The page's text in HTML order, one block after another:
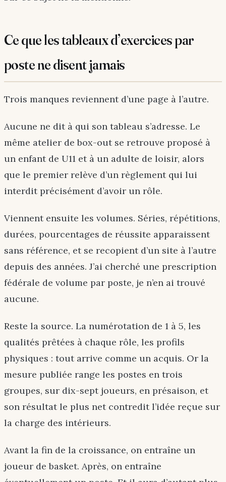
Ce que les tableaux d’exercices par
poste ne disent jamais
Trois manques reviennent d’une page à l’autre.
Aucune ne dit à qui son tableau s’adresse. Le
même atelier de box-out se retrouve proposé à
un enfant de U11 et à un adulte de loisir, alors
que le premier relève d’un règlement qui lui
interdit précisément d’avoir un rôle.
Viennent ensuite les volumes. Séries, répétitions,
durées, pourcentages de réussite apparaissent
sans référence, et se recopient d’un site à l’autre
depuis des années. J’ai cherché une prescription
fédérale de volume par poste, je n’en ai trouvé
aucune.
Reste la source. La numérotation de 1 à 5, les
qualités prêtées à chaque rôle, les profils
physiques : tout arrive comme un acquis. Or la
mesure publiée range les postes en trois
groupes, sur dix-sept joueurs, en présaison, et
son résultat le plus net contredit l’idée reçue sur
la charge des intérieurs.
Avant la fin de la croissance, on entraîne un
joueur de basket. Après, on entraîne